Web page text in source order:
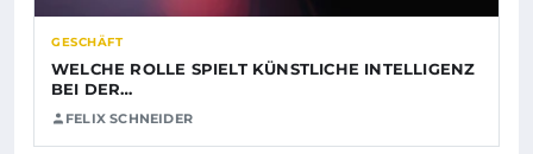
GESCHÄFT
WELCHE ROLLE SPIELT KÜNSTLICHE INTELLIGENZ
BEI DER…
FELIX SCHNEIDER